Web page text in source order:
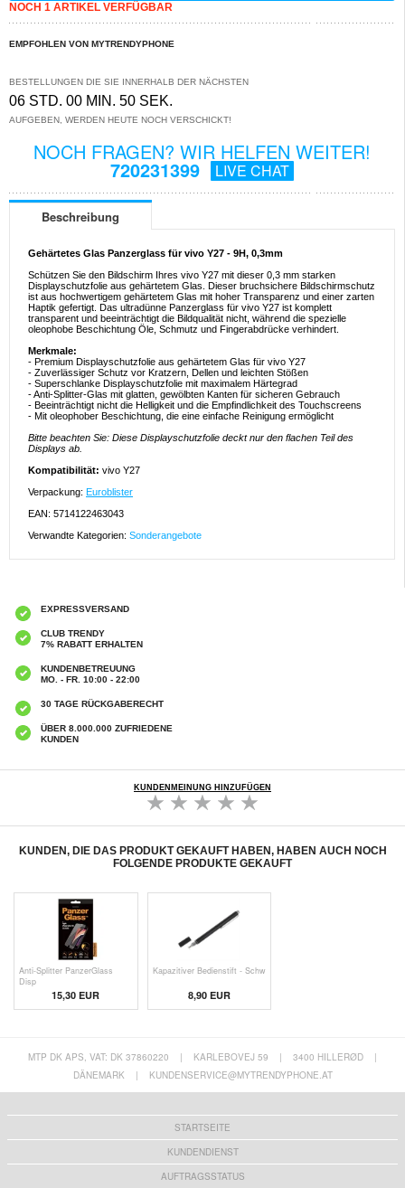
NOCH 1 ARTIKEL VERFÜGBAR
EMPFOHLEN VON MYTRENDYPHONE
BESTELLUNGEN DIE SIE INNERHALB DER NÄCHSTEN
06 STD. 00 MIN. 49 SEK.
AUFGEBEN, WERDEN HEUTE NOCH VERSCHICKT!
NOCH FRAGEN? WIR HELFEN WEITER!
720231399 LIVE CHAT
Beschreibung
Gehärtetes Glas Panzerglass für vivo Y27 - 9H, 0,3mm
Schützen Sie den Bildschirm Ihres vivo Y27 mit dieser 0,3 mm starken
Displayschutzfolie aus gehärtetem Glas. Dieser bruchsichere Bildschirmschutz
ist aus hochwertigem gehärtetem Glas mit hoher Transparenz und einer zarten
Haptik gefertigt. Das ultradünne Panzerglass für vivo Y27 ist komplett
transparent und beeinträchtigt die Bildqualität nicht, während die spezielle
oleophobe Beschichtung Öle, Schmutz und Fingerabdrücke verhindert.
Merkmale:
- Premium Displayschutzfolie aus gehärtetem Glas für vivo Y27
- Zuverlässiger Schutz vor Kratzern, Dellen und leichten Stößen
- Superschlanke Displayschutzfolie mit maximalem Härtegrad
- Anti-Splitter-Glas mit glatten, gewölbten Kanten für sicheren Gebrauch
- Beeinträchtigt nicht die Helligkeit und die Empfindlichkeit des Touchscreens
- Mit oleophober Beschichtung, die eine einfache Reinigung ermöglicht
Bitte beachten Sie: Diese Displayschutzfolie deckt nur den flachen Teil des
Displays ab.
Kompatibilität: vivo Y27
Verpackung: Euroblister
EAN: 5714122463043
Verwandte Kategorien: Sonderangebote
EXPRESSVERSAND
CLUB TRENDY
7% RABATT ERHALTEN
KUNDENBETREUUNG
MO. - FR. 10:00 - 22:00
30 TAGE RÜCKGABERECHT
ÜBER 8.000.000 ZUFRIEDENE
KUNDEN
KUNDENMEINUNG HINZUFÜGEN
KUNDEN, DIE DAS PRODUKT GEKAUFT HABEN, HABEN AUCH NOCH
FOLGENDE PRODUKTE GEKAUFT
Anti-Splitter PanzerGlass
Disp
15,30 EUR
Kapazitiver Bedienstift - Schw
8,90 EUR
MTP DK APS, VAT: DK 37860220 | KARLEBOVEJ 59 | 3400 HILLERØD
|
DÄNEMARK
| KUNDENSERVICE@MYTRENDYPHONE.AT
STARTSEITE
KUNDENDIENST
AUFTRAGSSTATUS